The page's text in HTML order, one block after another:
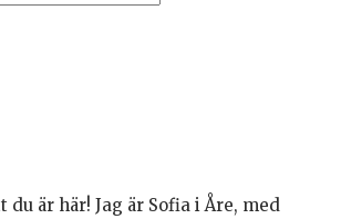
du är här! Jag är Sofia i Åre, med